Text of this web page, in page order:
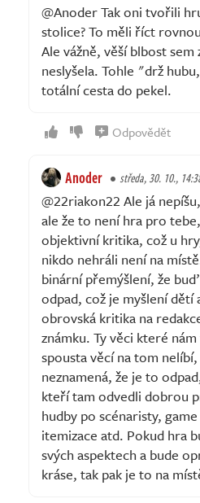
@Anoder Tak oni tvořili
stolice? To měli říct
Ale vážně, věší blbost sem
neslyšela. Tohle "drž
totální cesta do pekel.
Odpovědět
Anoder středa, 30. 10.,
@22riakon22 Ale já
ale že to není hra pro
objektivní kritika, což u
nikdo nehráli není na
binární přemýšlení, že
odpad, což je myšlení dětí
obrovská kritika na
známku. Ty věci které
spousta věcí na tom
neznamená, že je to
kteří tam odvedli dobrou
hudby po scénaristy,
itemizace atd. Pokud hra
svých aspektech a bude
kráse, tak pak je to na